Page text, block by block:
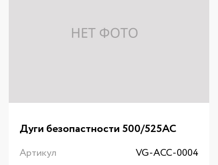
Дуги безопастности 500/525AC
Артикул VG-ACC-0004